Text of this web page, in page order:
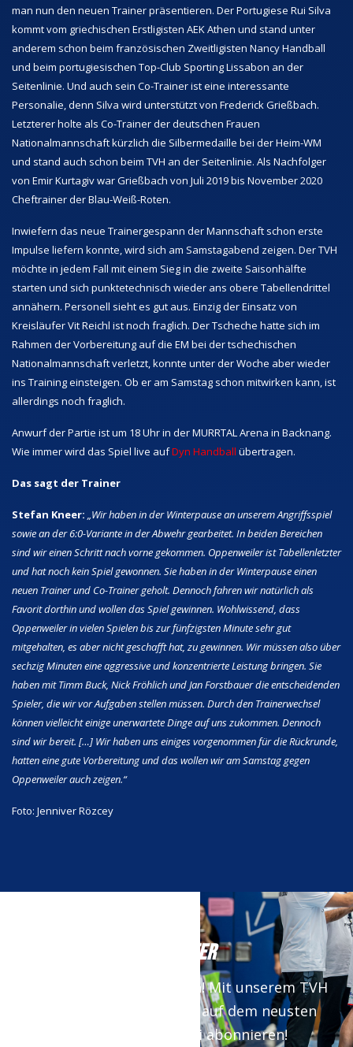
man nun den neuen Trainer präsentieren. Der Portugiese Rui Silva
kommt vom griechischen Erstligisten AEK Athen und stand unter
anderem schon beim französischen Zweitligisten Nancy Handball
und beim portugiesischen Top-Club Sporting Lissabon an der
Seitenlinie. Und auch sein Co-Trainer ist eine interessante
Personalie, denn Silva wird unterstützt von Frederick Grießbach.
Letzterer holte als Co-Trainer der deutschen Frauen
Nationalmannschaft kürzlich die Silbermedaille bei der Heim-WM
und stand auch schon beim TVH an der Seitenlinie. Als Nachfolger
von Emir Kurtagiv war Grießbach von Juli 2019 bis November 2020
Cheftrainer der Blau-Weiß-Roten.
Inwiefern das neue Trainergespann der Mannschaft schon erste
Impulse liefern konnte, wird sich am Samstagabend zeigen. Der TVH
möchte in jedem Fall mit einem Sieg in die zweite Saisonhälfte
starten und sich punktetechnisch wieder ans obere Tabellendrittel
annähern. Personell sieht es gut aus. Einzig der Einsatz von
Kreisläufer Vit Reichl ist noch fraglich. Der Tscheche hatte sich im
Rahmen der Vorbereitung auf die EM bei der tschechischen
Nationalmannschaft verletzt, konnte unter der Woche aber wieder
ins Training einsteigen. Ob er am Samstag schon mitwirken kann, ist
allerdings noch fraglich.
Anwurf der Partie ist um 18 Uhr in der MURRTAL Arena in Backnang.
Wie immer wird das Spiel live aufDyn Handball übertragen.
Das sagt der Trainer
Stefan Kneer: „Wir haben in der Winterpause an unserem Angriffsspiel
sowie an der 6:0-Variante in der Abwehr gearbeitet. In beiden Bereichen
sind wir einen Schritt nach vorne gekommen. Oppenweiler ist Tabellenletzter
und hat noch kein Spiel gewonnen. Sie haben in der Winterpause einen
neuen Trainer und Co-Trainer geholt. Dennoch fahren wir natürlich als
Favorit dorthin und wollen das Spiel gewinnen. Wohlwissend, dass
Oppenweiler in vielen Spielen bis zur fünfzigsten Minute sehr gut
mitgehalten, es aber nicht geschafft hat, zu gewinnen. Wir müssen also über
sechzig Minuten eine aggressive und konzentrierte Leistung bringen. Sie
haben mit Timm Buck, Nick Fröhlich und Jan Forstbauer die entscheidenden
Spieler, die wir vor Aufgaben stellen müssen. Durch den Trainerwechsel
können vielleicht einige unerwartete Dinge auf uns zukommen. Dennoch
sind wir bereit. […] Wir haben uns einiges vorgenommen für die Rückrunde,
hatten eine gute Vorbereitung und das wollen wir am Samstag gegen
Oppenweiler auch zeigen.“
Foto: Jenniver Rözcey
NEWSLETTER
Keine News mehr verpassen! Mit unserem TVH
Newsletter bist du immer auf dem neusten
Stand. Jetzt kostenfrei abonnieren!